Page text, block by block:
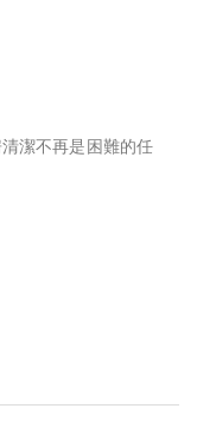
潔不再是困難的任